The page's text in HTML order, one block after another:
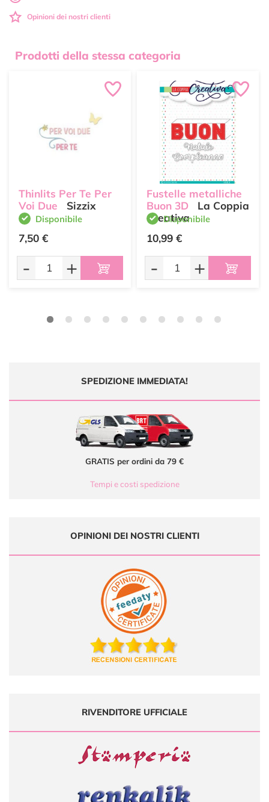
Opinioni dei nostri clienti
Prodotti della stessa categoria
Thinlits Per Te Per
Voi Due
Sizzix
Disponibile
7,50 €
- +
Fustelle metalliche
Buon 3D
La Coppia
Creativa
Disponibile
10,99 €
- +
SPEDIZIONE IMMEDIATA!
GRATIS per ordini da 79 €
Tempi e costi spedizione
OPINIONI DEI NOSTRI CLIENTI
RIVENDITORE UFFICIALE